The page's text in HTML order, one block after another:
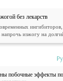
без лекарств
ингибиторов,
напрочь изжогу на
побочные эффекты по